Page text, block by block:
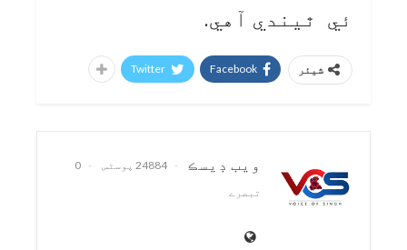
ئي ٿيندي آهي.
شیئر Facebook
Twitter
ويب ڊيسڪ 24884 پوسٹس
0
تبصرے